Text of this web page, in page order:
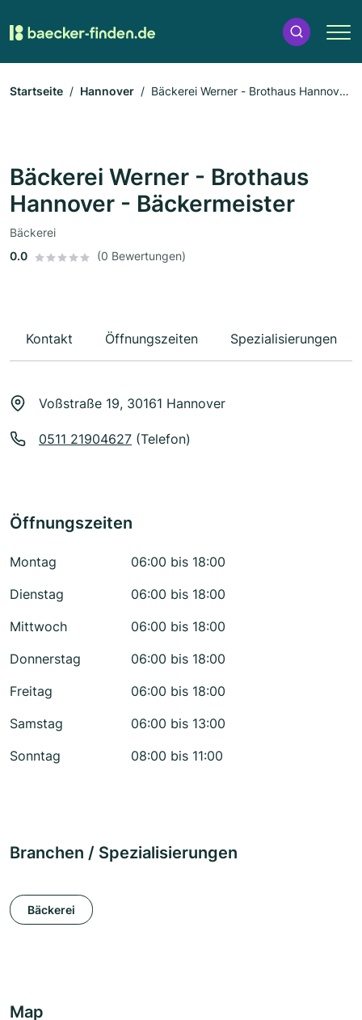
Startseite Hannover
Bäckerei Werner - Brothaus Hannover
Bäckerei Werner - Brothaus
Hannover - Bäckermeister
Bäckerei
0.0
(0 Bewertungen)
Kontakt Öffnungszeiten Spezialisierungen
Voßstraße 19, 30161 Hannover
0511 21904627 (Telefon)
Öffnungszeiten
Montag
06:00 bis 18:00
Dienstag
06:00 bis 18:00
Mittwoch
06:00 bis 18:00
Donnerstag
06:00 bis 18:00
Freitag
06:00 bis 18:00
Samstag
06:00 bis 13:00
Sonntag
08:00 bis 11:00
Branchen / Spezialisierungen
Bäckerei
Map